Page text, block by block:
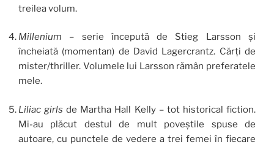
treilea volum.
Millenium – serie începută de Stieg Larsson și
încheiată (momentan) de David Lagercrantz. Cărți de
mister/thriller. Volumele lui Larsson rămân preferatele
mele.
Liliac girls de Martha Hall Kelly – tot historical fiction.
Mi-au plăcut destul de mult poveștile spuse de
autoare, cu punctele de vedere a trei femei în fiecare